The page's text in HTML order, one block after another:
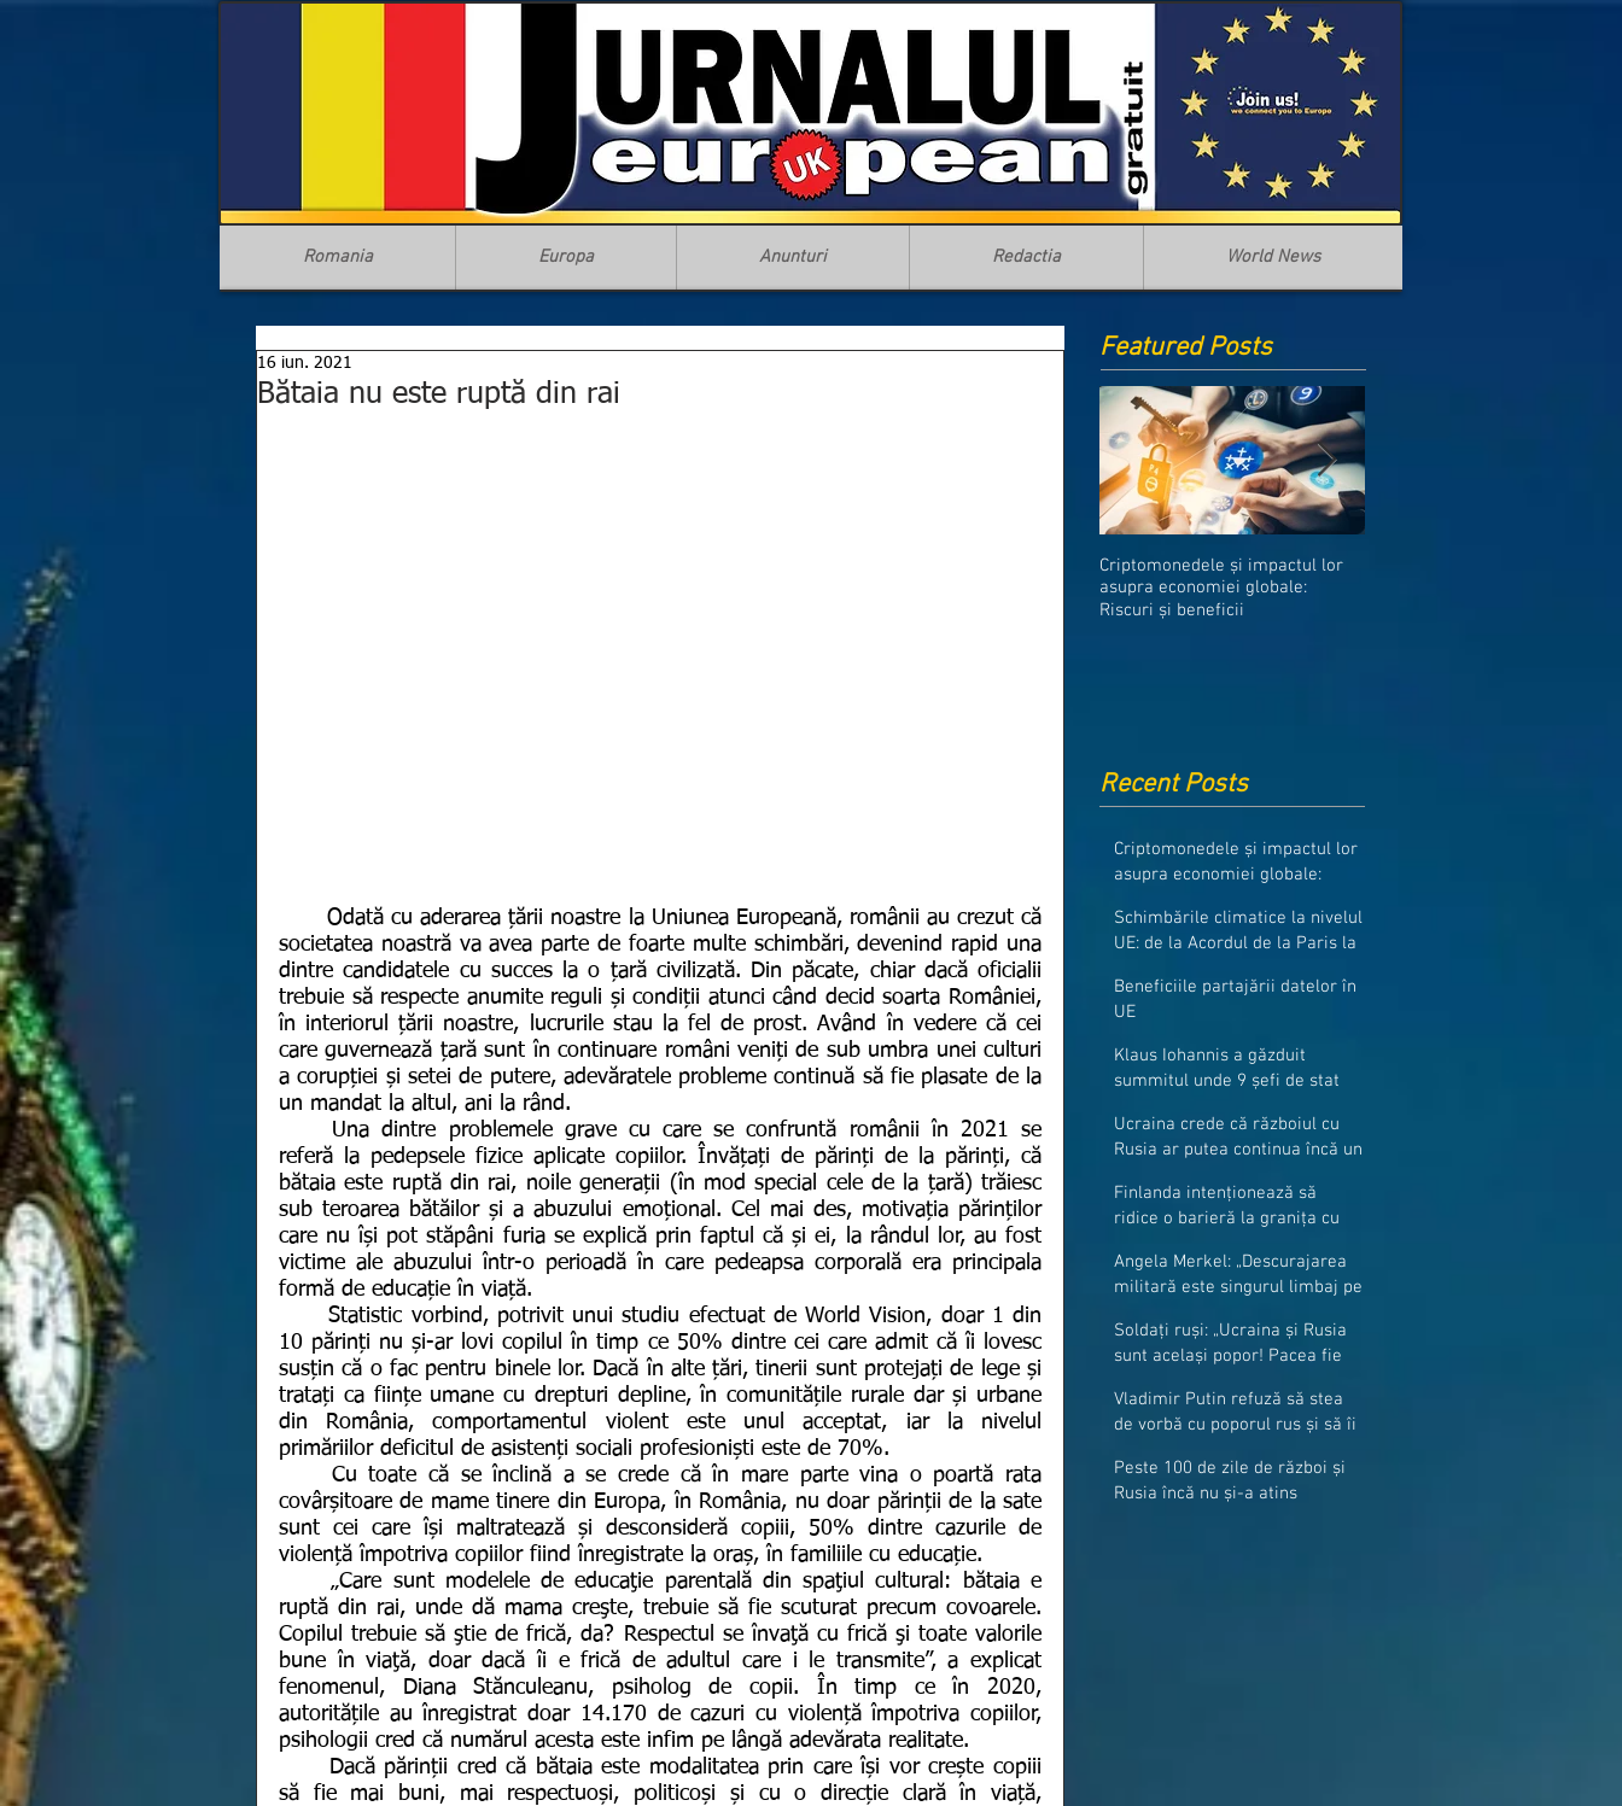
Romania Europa Anunturi Redactia World News
Bătaia nu este ruptă din rai
16 iun. 2021
	Odată cu aderarea țării noastre la Uniunea Europeană, românii au crezut că
societatea noastră va avea parte de foarte multe schimbări, devenind rapid una
dintre candidatele cu succes la o țară civilizată. Din păcate, chiar dacă oficialii
trebuie să respecte anumite reguli și condiții atunci când decid soarta României,
în interiorul țării noastre, lucrurile stau la fel de prost. Având în vedere că cei
care guvernează țară sunt în continuare români veniți de sub umbra unei culturi
a corupției și setei de putere, adevăratele probleme continuă să fie plasate de la
un mandat la altul, ani la rând.
referă la pedepsele fizice aplicate copiilor. Învățați de părinți de la părinți, că
bătaia este ruptă din rai, noile generații (în mod special cele de la țară) trăiesc
sub teroarea bătăilor și a abuzului emoțional. Cel mai des, motivația părinților
care nu își pot stăpâni furia se explică prin faptul că și ei, la rândul lor, au fost
victime ale abuzului într-o perioadă în care pedeapsa corporală era principala
formă de educație în viață.
	Statistic vorbind, potrivit unui studiu efectuat de World Vision, doar 1 din
10 părinți nu și-ar lovi copilul în timp ce 50% dintre cei care admit că îi lovesc
susțin că o fac pentru binele lor. Dacă în alte țări, tinerii sunt protejați de lege și
tratați ca ființe umane cu drepturi depline, în comunitățile rurale dar și urbane
din România, comportamentul violent este unul acceptat, iar la nivelul
primăriilor deficitul de asistenți sociali profesioniști este de 70%.
covârșitoare de mame tinere din Europa, în România, nu doar părinții de la sate
sunt cei care își maltratează și desconsideră copiii, 50% dintre cazurile de
violență împotriva copiilor fiind înregistrate la oraș, în familiile cu educație.
ruptă din rai, unde dă mama creşte, trebuie să fie scuturat precum covoarele.
Copilul trebuie să ştie de frică, da? Respectul se învaţă cu frică şi toate valorile
bune în viaţă, doar dacă îi e frică de adultul care i le transmite”, a explicat
fenomenul, Diana Stănculeanu, psiholog de copii. În timp ce în 2020,
autoritățile au înregistrat doar 14.170 de cazuri cu violență împotriva copiilor,
psihologii cred că numărul acesta este infim pe lângă adevărata realitate.
să fie mai buni, mai respectuoși, politicoși și cu o direcție clară în viață,
Featured Posts
Criptomonedele și impactul lor
asupra economiei globale:
Riscuri și beneficii
Recent Posts
Criptomonedele și impactul lor
asupra economiei globale:
Schimbările climatice la nivelul
UE: de la Acordul de la Paris la
Beneficiile partajării datelor în
UE
Klaus Iohannis a găzduit
summitul unde 9 șefi de stat
granițe
Ucraina crede că războiul cu
Rusia ar putea continua încă un
Finlanda intenționează să
ridice o barieră la granița cu
Angela Merkel: „Descurajarea
militară este singurul limbaj pe
Soldați ruși: „Ucraina și Rusia
sunt același popor! Pacea fie
Vladimir Putin refuză să stea
de vorbă cu poporul rus și să îi
Peste 100 de zile de război și
Rusia încă nu și-a atins